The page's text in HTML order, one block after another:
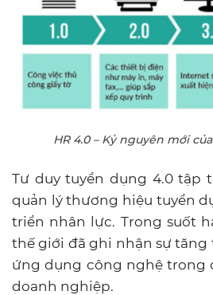
HR 4.0 – Kỷ nguyên mới
Tư duy tuyển dụng 4.0 tập
quản lý thương hiệu tuyển
triển nhân lực. Trong suốt
thế giới đã ghi nhận sự
ứng dụng công nghệ trong
doanh nghiệp.